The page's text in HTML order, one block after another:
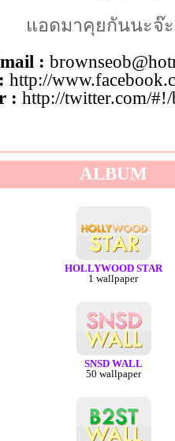
แอดมาคุยกันนะจ๊
:
http://
: http://twitter.com/
ALBUM
HOLLYWOOD STAR
1 wallpaper
SNSD WALL
50 wallpaper